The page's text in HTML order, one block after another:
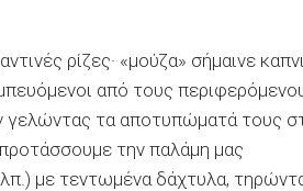
ρίζες· «μούζα» σήμαινε
από τους
γελώντας τα αποτυπώματά τους
την παλάμη μας
με τεντωμένα δάχτυλα,